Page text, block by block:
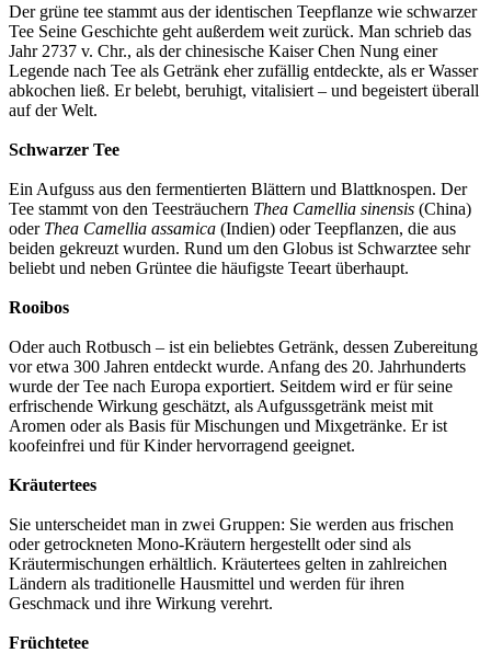
Der grüne tee stammt aus der identischen Teepflanze wie schwarzer
Tee Seine Geschichte geht außerdem weit zurück. Man schrieb das
Jahr 2737 v. Chr., als der chinesische Kaiser Chen Nung einer
Legende nach Tee als Getränk eher zufällig entdeckte, als er Wasser
abkochen ließ. Er belebt, beruhigt, vitalisiert – und begeistert überall
auf der Welt.
Schwarzer Tee
Ein Aufguss aus den fermentierten Blättern und Blattknospen. Der
Tee stammt von den Teesträuchern Thea Camellia sinensis (China)
oder Thea Camellia assamica (Indien) oder Teepflanzen, die aus
beiden gekreuzt wurden. Rund um den Globus ist Schwarztee sehr
beliebt und neben Grüntee die häufigste Teeart überhaupt.
Rooibos
Oder auch Rotbusch – ist ein beliebtes Getränk, dessen Zubereitung
vor etwa 300 Jahren entdeckt wurde. Anfang des 20. Jahrhunderts
wurde der Tee nach Europa exportiert. Seitdem wird er für seine
erfrischende Wirkung geschätzt, als Aufgussgetränk meist mit
Aromen oder als Basis für Mischungen und Mixgetränke. Er ist
koofeinfrei und für Kinder hervorragend geeignet.
Kräutertees
Sie unterscheidet man in zwei Gruppen: Sie werden aus frischen
oder getrockneten Mono-Kräutern hergestellt oder sind als
Kräutermischungen erhältlich. Kräutertees gelten in zahlreichen
Ländern als traditionelle Hausmittel und werden für ihren
Geschmack und ihre Wirkung verehrt.
Früchtetee